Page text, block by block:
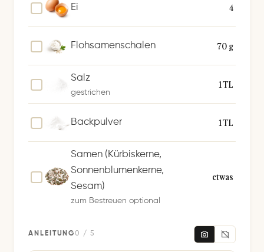
n
4
Ei
70 g
Flohsamenschalen
1 TL
Salz
gestrichen
1 TL
Backpulver
etwas
Samen (Kürbiskerne,
Sonnenblumenkerne,
Sesam)
zum Bestreuen optional
ANLEITUNG0 / 5